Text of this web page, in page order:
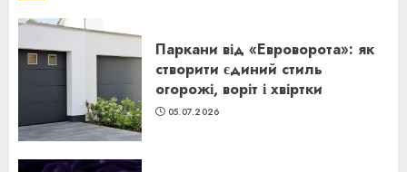
Паркани від «Евроворота»: як
створити єдиний стиль
огорожі, воріт і хвіртки
05.07.2026